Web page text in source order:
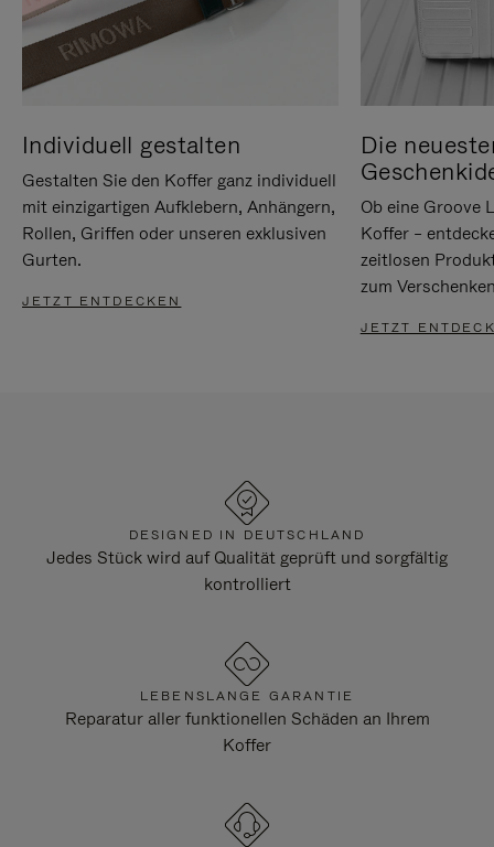
Individuell gestalten
Gestalten Sie den Koffer ganz individuell
mit einzigartigen Aufklebern, Anhängern,
Rollen, Griffen oder unseren exklusiven
Gurten.
JETZT ENTDECKEN
Die
Ob eine Groove
Koffer –
zeitlosen
zum
JETZT
DESIGNED IN DEUTSCHLAND
Jedes Stück wird auf Qualität geprüft und sorgfältig
kontrolliert
LEBENSLANGE GARANTIE
Reparatur aller funktionellen Schäden an Ihrem
Koffer